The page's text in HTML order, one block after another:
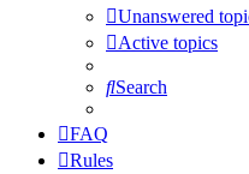
Unanswered
Active topics
Search
FAQ
Rules